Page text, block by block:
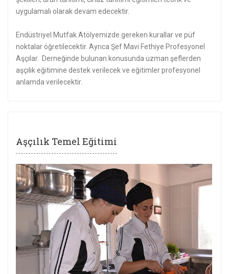
uygulamalı olarak devam edecektir.
Endüstriyel Mutfak Atölyemizde gereken kurallar ve püf
noktalar öğretilecektir. Ayrıca Şef Mavi Fethiye Profesyonel
Aşçılar. Derneğinde bulunan konusunda uzman şeflerden
aşçılık eğitimine destek verilecek ve eğitimler profesyonel
anlamda verilecektir.
Aşçılık Temel Eğitimi